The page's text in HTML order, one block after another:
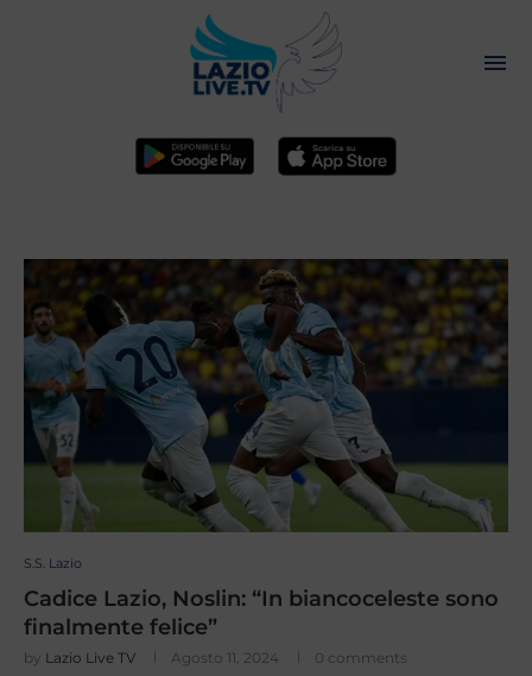
S.S. Lazio
Cadice Lazio, Noslin: “In biancoceleste sono
finalmente felice”
by Lazio Live TV Agosto 11, 2024
0 comments